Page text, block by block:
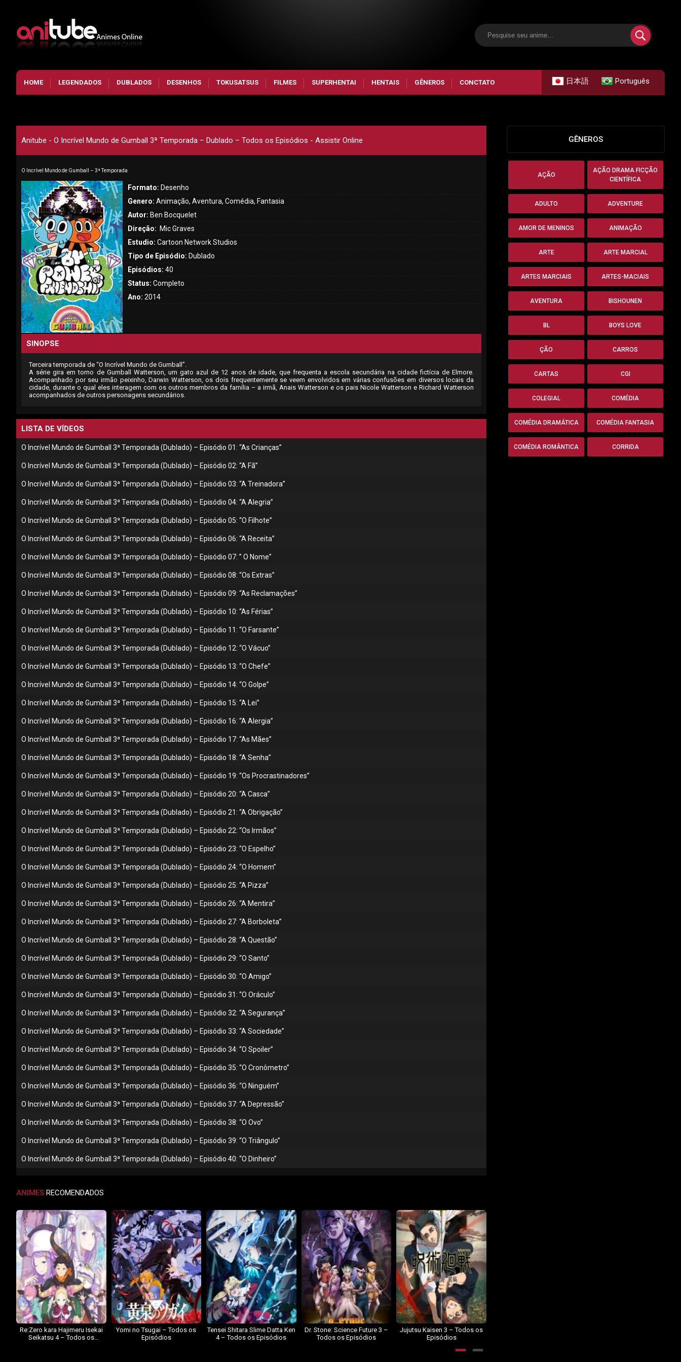
HOME LEGENDADOS DUBLADOS DESENHOS TOKUSATSUS FILMES SUPERHENTAI HENTAIS GÊNEROS CONCTATO 日本語 Português
Anitube - O Incrível Mundo de Gumball 3ª Temporada – Dublado – Todos os Episódios - Assistir Online
O Incrível Mundo de Gumball – 3ª Temporada
Formato: Desenho
Genero: Animação, Aventura, Comédia, Fantasia
Autor: Ben Bocquelet
Direção: Mic Graves
Estudio: Cartoon Network Studios
Tipo de Episódio: Dublado
Episódios: 40
Status: Completo
Ano: 2014
SINOPSE
Terceira temporada de “O Incrível Mundo de Gumball”.
A série gira em torno de Gumball Watterson, um gato azul de 12 anos de idade, que frequenta a escola secundária na cidade fictícia de Elmore.
Acompanhado por seu irmão peixinho, Darwin Watterson, os dois frequentemente se veem envolvidos em várias confusões em diversos locais da
cidade, durante o qual eles interagem com os outros membros da família – a irmã, Anais Watterson e os pais Nicole Watterson e Richard Watterson
acompanhados de outros personagens secundários.
LISTA DE VÍDEOS
O Incrível Mundo de Gumball 3ª Temporada (Dublado) – Episódio 01: “As Crianças”
O Incrível Mundo de Gumball 3ª Temporada (Dublado) – Episódio 02: “A Fã”
O Incrível Mundo de Gumball 3ª Temporada (Dublado) – Episódio 03: “A Treinadora”
O Incrível Mundo de Gumball 3ª Temporada (Dublado) – Episódio 04: “A Alegria”
O Incrível Mundo de Gumball 3ª Temporada (Dublado) – Episódio 05: “O Filhote”
O Incrível Mundo de Gumball 3ª Temporada (Dublado) – Episódio 06: “A Receita”
O Incrível Mundo de Gumball 3ª Temporada (Dublado) – Episódio 07: ” O Nome”
O Incrível Mundo de Gumball 3ª Temporada (Dublado) – Episódio 08: “Os Extras”
O Incrível Mundo de Gumball 3ª Temporada (Dublado) – Episódio 09: “As Reclamações”
O Incrível Mundo de Gumball 3ª Temporada (Dublado) – Episódio 10: “As Férias”
O Incrível Mundo de Gumball 3ª Temporada (Dublado) – Episódio 11: “O Farsante”
O Incrível Mundo de Gumball 3ª Temporada (Dublado) – Episódio 12: “O Vácuo”
O Incrível Mundo de Gumball 3ª Temporada (Dublado) – Episódio 13: “O Chefe”
O Incrível Mundo de Gumball 3ª Temporada (Dublado) – Episódio 14: “O Golpe”
O Incrível Mundo de Gumball 3ª Temporada (Dublado) – Episódio 15: “A Lei”
O Incrível Mundo de Gumball 3ª Temporada (Dublado) – Episódio 16: “A Alergia”
O Incrível Mundo de Gumball 3ª Temporada (Dublado) – Episódio 17: “As Mães”
O Incrível Mundo de Gumball 3ª Temporada (Dublado) – Episódio 18: “A Senha”
O Incrível Mundo de Gumball 3ª Temporada (Dublado) – Episódio 19: “Os Procrastinadores”
O Incrível Mundo de Gumball 3ª Temporada (Dublado) – Episódio 20: “A Casca”
O Incrível Mundo de Gumball 3ª Temporada (Dublado) – Episódio 21: “A Obrigação”
O Incrível Mundo de Gumball 3ª Temporada (Dublado) – Episódio 22: “Os Irmãos”
O Incrível Mundo de Gumball 3ª Temporada (Dublado) – Episódio 23: “O Espelho”
O Incrível Mundo de Gumball 3ª Temporada (Dublado) – Episódio 24: “O Homem”
O Incrível Mundo de Gumball 3ª Temporada (Dublado) – Episódio 25: “A Pizza”
O Incrível Mundo de Gumball 3ª Temporada (Dublado) – Episódio 26: “A Mentira”
O Incrível Mundo de Gumball 3ª Temporada (Dublado) – Episódio 27: “A Borboleta”
O Incrível Mundo de Gumball 3ª Temporada (Dublado) – Episódio 28: “A Questão”
O Incrível Mundo de Gumball 3ª Temporada (Dublado) – Episódio 29: “O Santo”
O Incrível Mundo de Gumball 3ª Temporada (Dublado) – Episódio 30: “O Amigo”
O Incrível Mundo de Gumball 3ª Temporada (Dublado) – Episódio 31: “O Oráculo”
O Incrível Mundo de Gumball 3ª Temporada (Dublado) – Episódio 32: “A Segurança”
O Incrível Mundo de Gumball 3ª Temporada (Dublado) – Episódio 33: “A Sociedade”
O Incrível Mundo de Gumball 3ª Temporada (Dublado) – Episódio 34: “O Spoiler”
O Incrível Mundo de Gumball 3ª Temporada (Dublado) – Episódio 35: “O Cronômetro”
O Incrível Mundo de Gumball 3ª Temporada (Dublado) – Episódio 36: “O Ninguém”
O Incrível Mundo de Gumball 3ª Temporada (Dublado) – Episódio 37: “A Depressão”
O Incrível Mundo de Gumball 3ª Temporada (Dublado) – Episódio 38: “O Ovo”
O Incrível Mundo de Gumball 3ª Temporada (Dublado) – Episódio 39: “O Triângulo”
O Incrível Mundo de Gumball 3ª Temporada (Dublado) – Episódio 40: “O Dinheiro”
ANIMES RECOMENDADOS
Re:Zero kara Hajimeru Isekai
Seikatsu 4 – Todos os
Yomi no Tsugai – Todos os
Episódios
Tensei Shitara Slime Datta Ken
4 – Todos os Episódios
Dr. Stone: Science Future 3 –
Todos os Episódios
Jujutsu Kaisen 3 – Todos os
Episódios
GÊNEROS
AÇÃO
AÇÃO DRAMA FICÇÃO
CIENTÍFICA
ADULTO ADVENTURE
AMOR DE MENINOS ANIMAÇÃO
ARTE ARTE MARCIAL
ARTES MARCIAIS ARTES-MACIAIS
AVENTURA BISHOUNEN
BL BOYS LOVE
ÇÃO CARROS
CARTAS CGI
COLEGIAL COMÉDIA
COMÉDIA DRAMÁTICA COMÉDIA FANTASIA
COMÉDIA ROMÂNTICA CORRIDA